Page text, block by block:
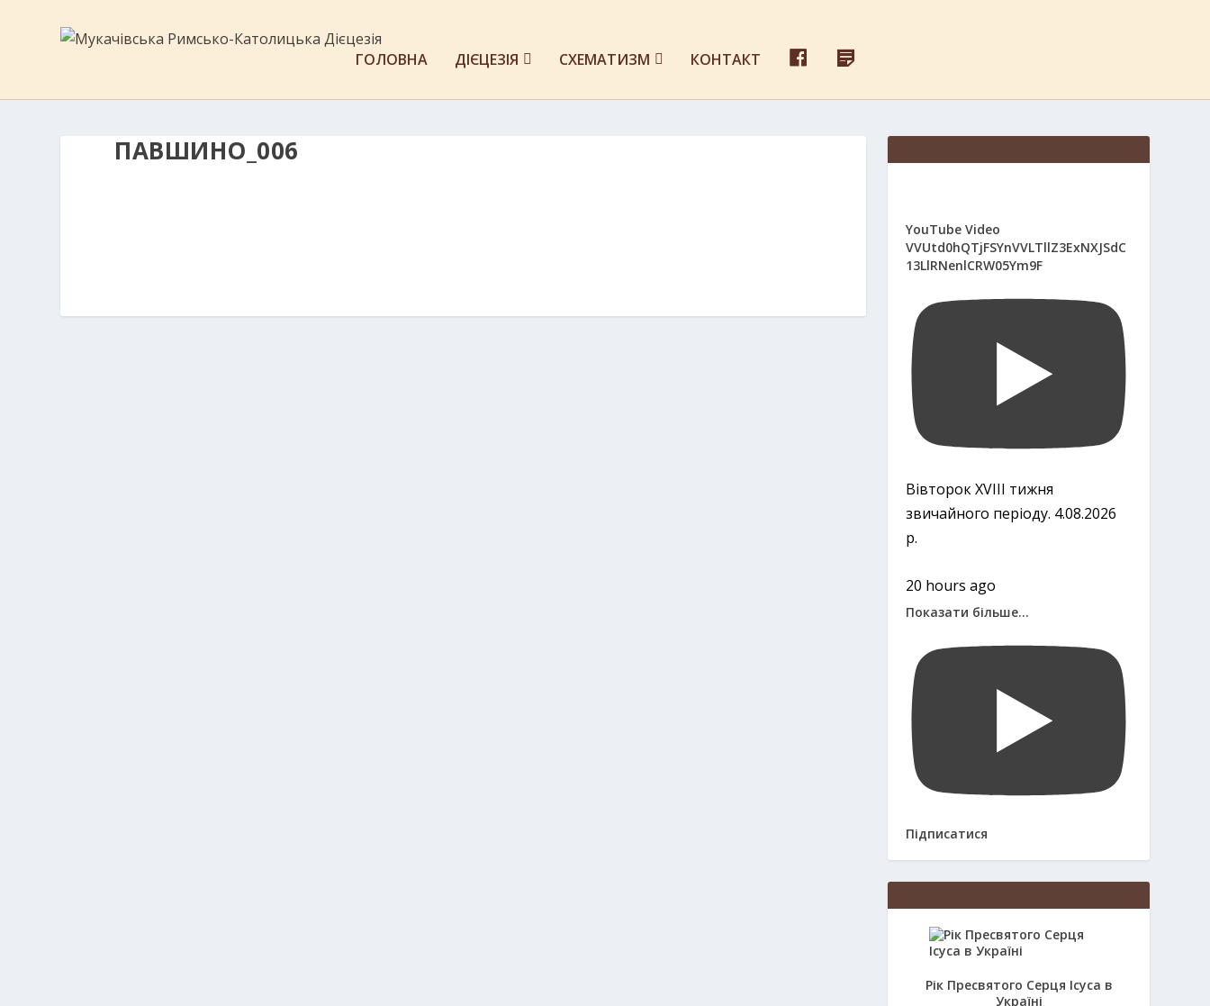
ГОЛОВНА ДІЄЦЕЗІЯ СХЕМАТИЗМ КОНТАКТ
E
Д
С
ПАВШИНО_006
YouTube Video
VVUtd0hQTjFSYnVVLTllZ3ExNXJSdC
13LlRNenlCRW05Ym9F
Вівторок ХVІІІ тижня
звичайного періоду. 4.08.2026
р.
20 hours ago
Показати більше...
Підписатися
Рік Пресвятого Серця Ісуса в
Україні